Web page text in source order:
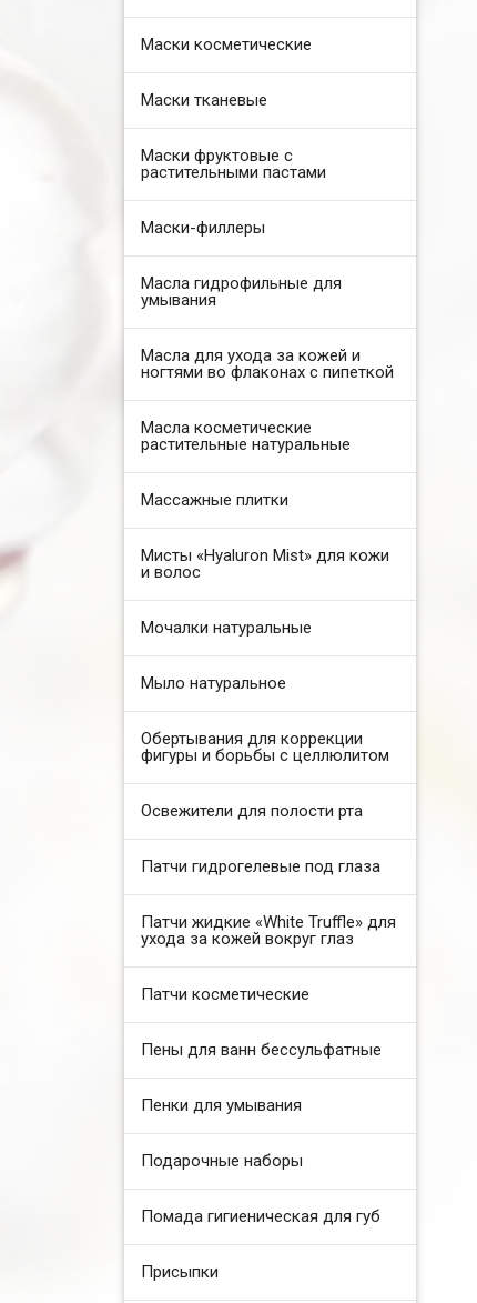
Маски косметические
Маски тканевые
Маски фруктовые с
растительными пастами
Маски-филлеры
Масла гидрофильные для
умывания
Масла для ухода за кожей и
ногтями во флаконах с пипеткой
Масла косметические
растительные натуральные
Массажные плитки
Мисты «Hyaluron Mist» для кожи
и волос
Мочалки натуральные
Мыло натуральное
Обертывания для коррекции
фигуры и борьбы с целлюлитом
Освежители для полости рта
Патчи гидрогелевые под глаза
Патчи жидкие «White Truffle» для
ухода за кожей вокруг глаз
Патчи косметические
Пены для ванн бессульфатные
Пенки для умывания
Подарочные наборы
Помада гигиеническая для губ
Присыпки